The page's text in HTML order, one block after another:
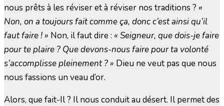
nous prêts à les réviser et à réviser nos traditions ? «
Non, on a toujours fait comme ça, donc c’est ainsi qu’il
faut faire ! » Non, il faut dire : « Seigneur, que dois-je faire
pour te plaire ? Que devons-nous faire pour ta volonté
s’accomplisse pleinement ? » Dieu ne veut pas que nous
nous fassions un veau d’or.
Alors, que fait-Il ? Il nous conduit au désert. Il permet des